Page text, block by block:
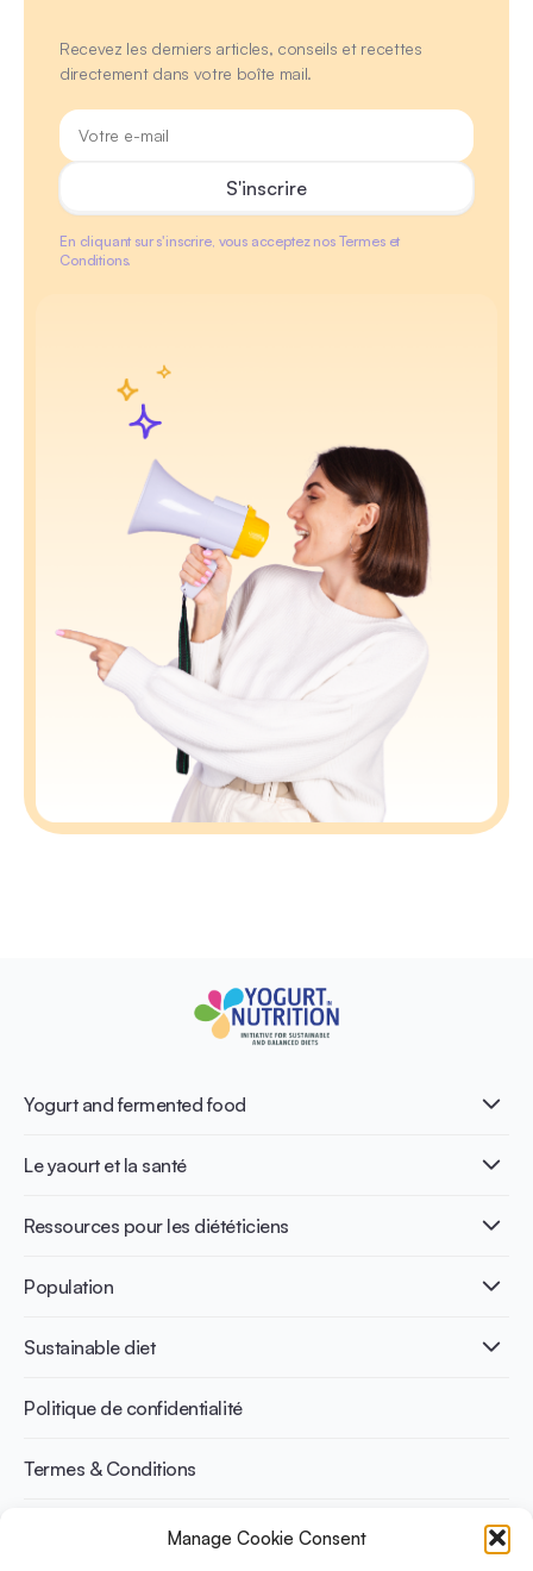
Manage Cookie Consent
Recevez les derniers articles, conseils et recettes
directement dans votre boîte mail.
En cliquant sur s'inscrire, vous acceptez nos Termes et
Conditions.
Yogurt and fermented food
Qu’est-ce que le yaourt ?
Nutri-dense food
Le yaourt et la santé
Healthy Diets & Lifestyle
Santé intestinale
Santé osseuse
Gestion du poids
Ressources pour les diététiciens
Publications
Infographics
Recettes
Population
Adulte
Sportif
Sustainable diet
Benefits for planet health
Benefits for human health
Politique de confidentialité
Termes & Conditions